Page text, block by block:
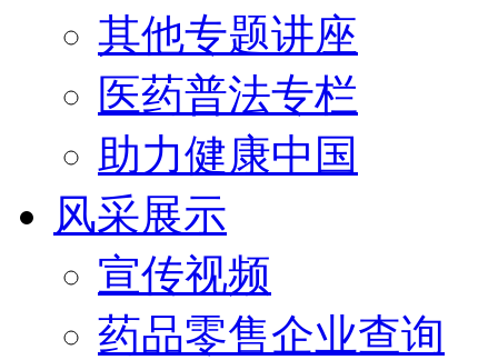
其他专题讲座
医药普法专栏
助力健康中国
风采展示
宣传视频
药品零售企业查询